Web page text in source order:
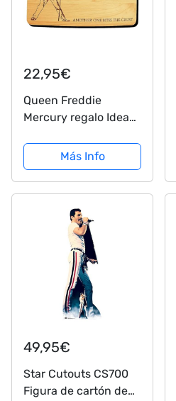
22,95€
Queen Freddie
Mercury regalo Idea
de madera queso
Junta
Más Info
49,95€
Star Cutouts CS700
Figura de cartón de